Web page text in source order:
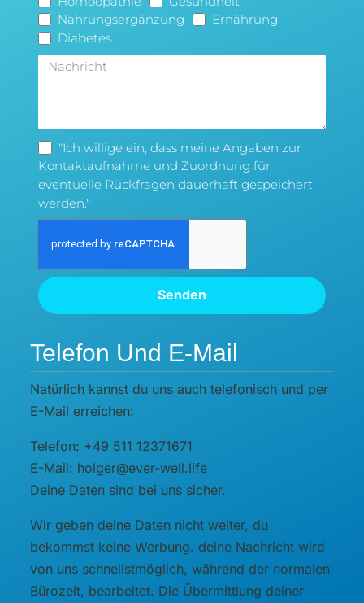
Nahrungsergänzung
Ernährung
Diabetes
"Ich willige ein, dass meine Angaben zur
Kontaktaufnahme und Zuordnung für
eventuelle Rückfragen dauerhaft gespeichert
werden."
Senden
Telefon Und E-Mail
Natürlich kannst du uns auch telefonisch und per
E-Mail erreichen:
Telefon: +49 511 12371671
E-Mail: holger@ever-well.life
Deine Daten sind bei uns sicher.
Wir geben deine Daten nicht weiter, du
bekommst keine Werbung. deine Nachricht wird
von uns schnellstmöglich, während der normalen
Bürozeit, bearbeitet. Die Übermittlung deiner